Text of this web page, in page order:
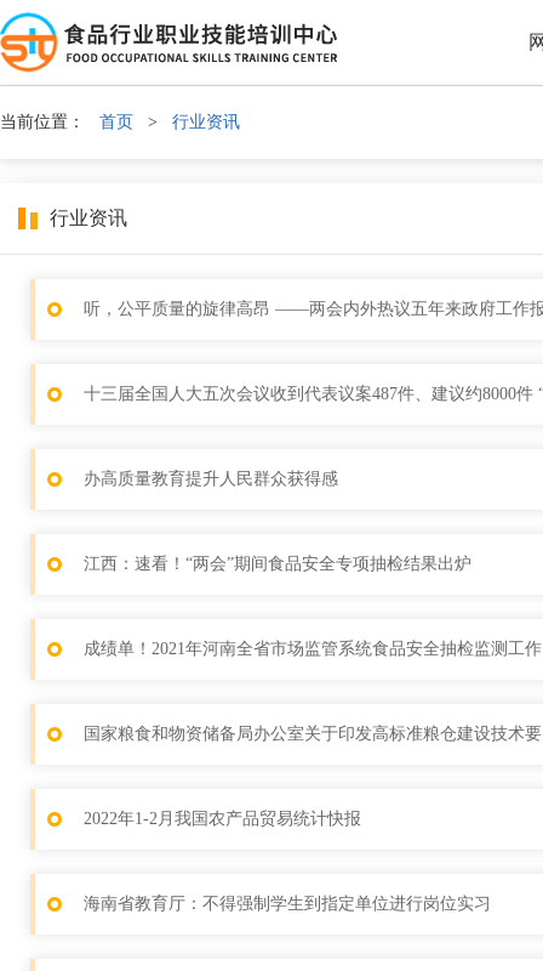
当前位置： 首页 > 行业资讯
行业资讯
听，公平质量的旋律高昂 ——两会内外热议五年来政府工作
十三届全国人大五次会议收到代表议案487件、建议约8000件
办高质量教育提升人民群众获得感
江西：速看！“两会”期间食品安全专项抽检结果出炉
成绩单！2021年河南全省市场监管系统食品安全抽检监测工
国家粮食和物资储备局办公室关于印发高标准粮仓建设技术
2022年1-2月我国农产品贸易统计快报
海南省教育厅：不得强制学生到指定单位进行岗位实习